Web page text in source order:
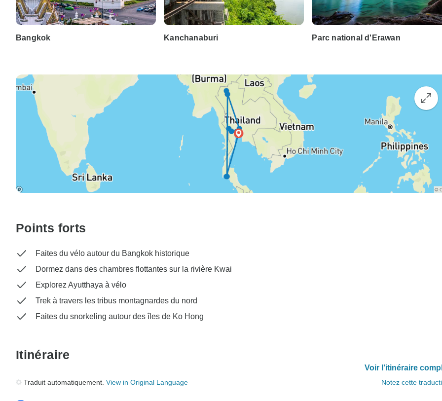
Bangkok Kanchanaburi Parc national d'Erawan
Points forts
Faites du vélo autour du Bangkok historique
Dormez dans des chambres flottantes sur la rivière Kwai
Explorez Ayutthaya à vélo
Trek à travers les tribus montagnardes du nord
Faites du snorkeling autour des îles de Ko Hong
Itinéraire
Voir l’itinéraire
Traduit automatiquement. View in Original Language Notez cette